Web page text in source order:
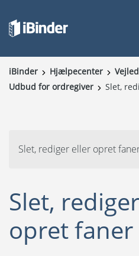
Produkter
Viden
Om iBinder
iBinder Hjælpecenter
Udbud for ordregiver
Slet,
Slet, rediger eller opret
Slet,
opret faner